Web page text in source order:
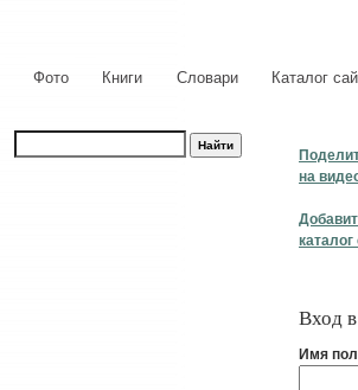
Фото Книги Словари Каталог
на
каталог
Вход
Имя